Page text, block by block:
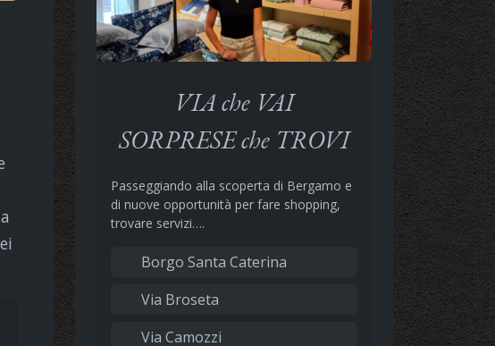
VIA che VAI
SORPRESE che TROVI
Passeggiando alla scoperta di Bergamo e
di nuove opportunità per fare shopping,
trovare servizi….
Borgo Santa Caterina
Via Broseta
Via Camozzi